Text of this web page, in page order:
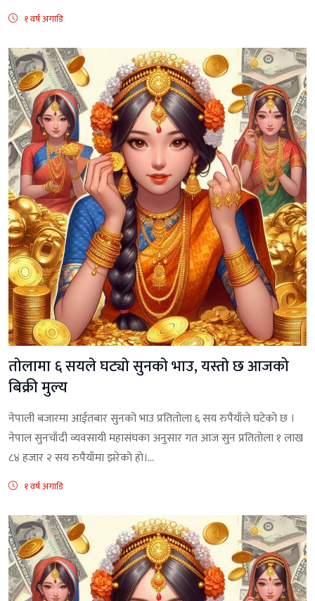
१ वर्ष अगाडि
ताेलामा ६ सयले घट्याे सुनकाे भाउ, यस्ताे छ आजको
बिक्री मुल्य
नेपाली बजारमा आईतबार सुनको भाउ प्रतितोला ६ सय रुपैयाँले घटेको छ ।
नेपाल सुनचाँदी व्यवसायी महासंघका अनुसार गत आज सुन प्रतितोला १ लाख
८४ हजार २ सय रुपैयाँमा झरेकाे हाे।...
१ वर्ष अगाडि